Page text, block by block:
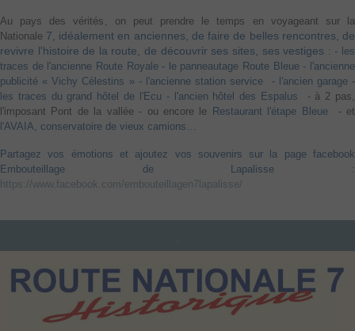
Au pays des vérités, on peut prendre le temps en voyageant sur la
Nationale 7, idéalement en anciennes, de faire de belles rencontres, de
revivre l'histoire de la route, de découvrir ses sites, ses vestiges : - les
traces de l'ancienne Route Royale - le panneautage Route Bleue - l'ancienne
publicité « Vichy Célestins » - l'ancienne station service
- l'ancien garage -
les traces du grand hôtel de l'Ecu - l'ancien hôtel des Espalus - à 2 pas,
l'imposant Pont de la vallée - ou encore le Restaurant l'étape Bleue- et
l'AVAIA, conservatoire de vieux camions…
Partagez vos émotions et ajoutez vos souvenirs sur la page facebook
Embouteillage de Lapalisse :
https://www.facebook.com/embouteillagen7lapalisse/